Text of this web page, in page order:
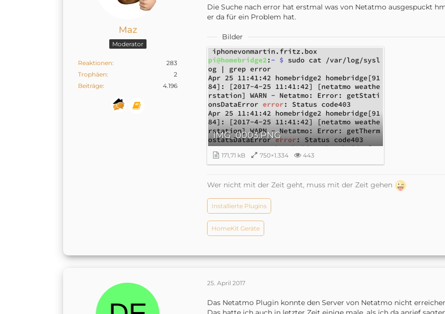
Maz
Moderator
Reaktionen
283
Trophäen
2
Beiträge
4.196
Die Suche nach error hat erstmal was von Netatmo ausgespuckt
er da für ein Problem hat.
Bilder
IMG_0003.PNG
171,71 kB 750×1.334 443
Wer nicht mit der Zeit geht, muss mit der Zeit gehen
Installierte Plugins
HomeKit Geräte
25. April 2017
Das Netatmo Plugin konnte den Server von Netatmo nicht